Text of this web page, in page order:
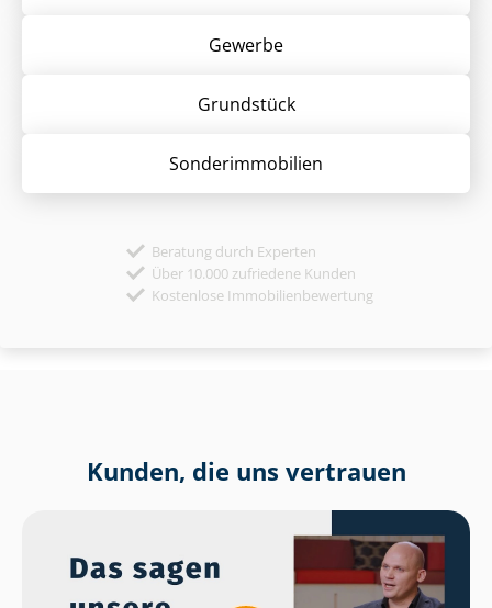
Gewerbe
Grund­stück
Sonder­immobilien
Beratung durch Experten
Über 10.000 zufriedene Kunden
Kostenlose Immobilienbewertung
Kunden, die uns vertrauen